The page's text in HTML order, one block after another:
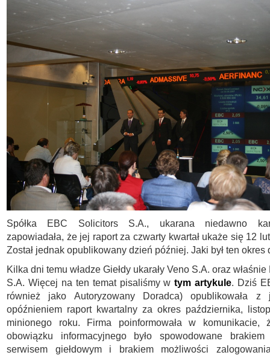
Spółka EBC Solicitors S.A., ukarana niedawno
zapowiadała, że jej raport za czwarty kwartał ukaże się 12
Został jednak opublikowany dzień później. Jaki był ten okres
Kilka dni temu władze Giełdy ukarały Veno S.A. oraz
S.A. Więcej na ten temat pisaliśmy wtym artykule. Dziś
również jako Autoryzowany Doradca) opublikowała z
opóźnieniem raport kwartalny za okres października,
minionego roku. Firma poinformowała w komunikacie,
obowiązku informacyjnego było spowodowane brakiem
serwisem giełdowym i brakiem możliwości